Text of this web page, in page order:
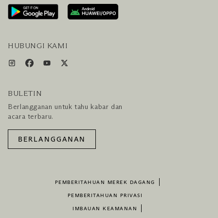
LAYANAN PENGUNJUNG & FASILITAS
PAKET LENGKAP HOTEL DAN PENERBANGAN
HUBUNGI KAMI
BULETIN
Berlangganan untuk tahu kabar dan
acara terbaru.
BERLANGGANAN
PEMBERITAHUAN MEREK DAGANG
PEMBERITAHUAN PRIVASI
IMBAUAN KEAMANAN